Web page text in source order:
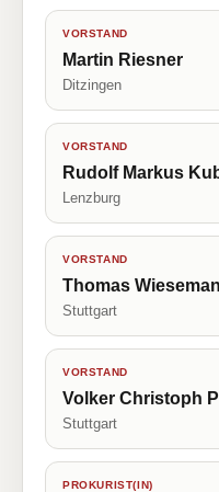
VORSTAND
Martin Riesner
Ditzingen
VORSTAND
Rudolf Markus
Lenzburg
VORSTAND
Thomas
Stuttgart
VORSTAND
Volker Christoph
Stuttgart
PROKURIST(IN)